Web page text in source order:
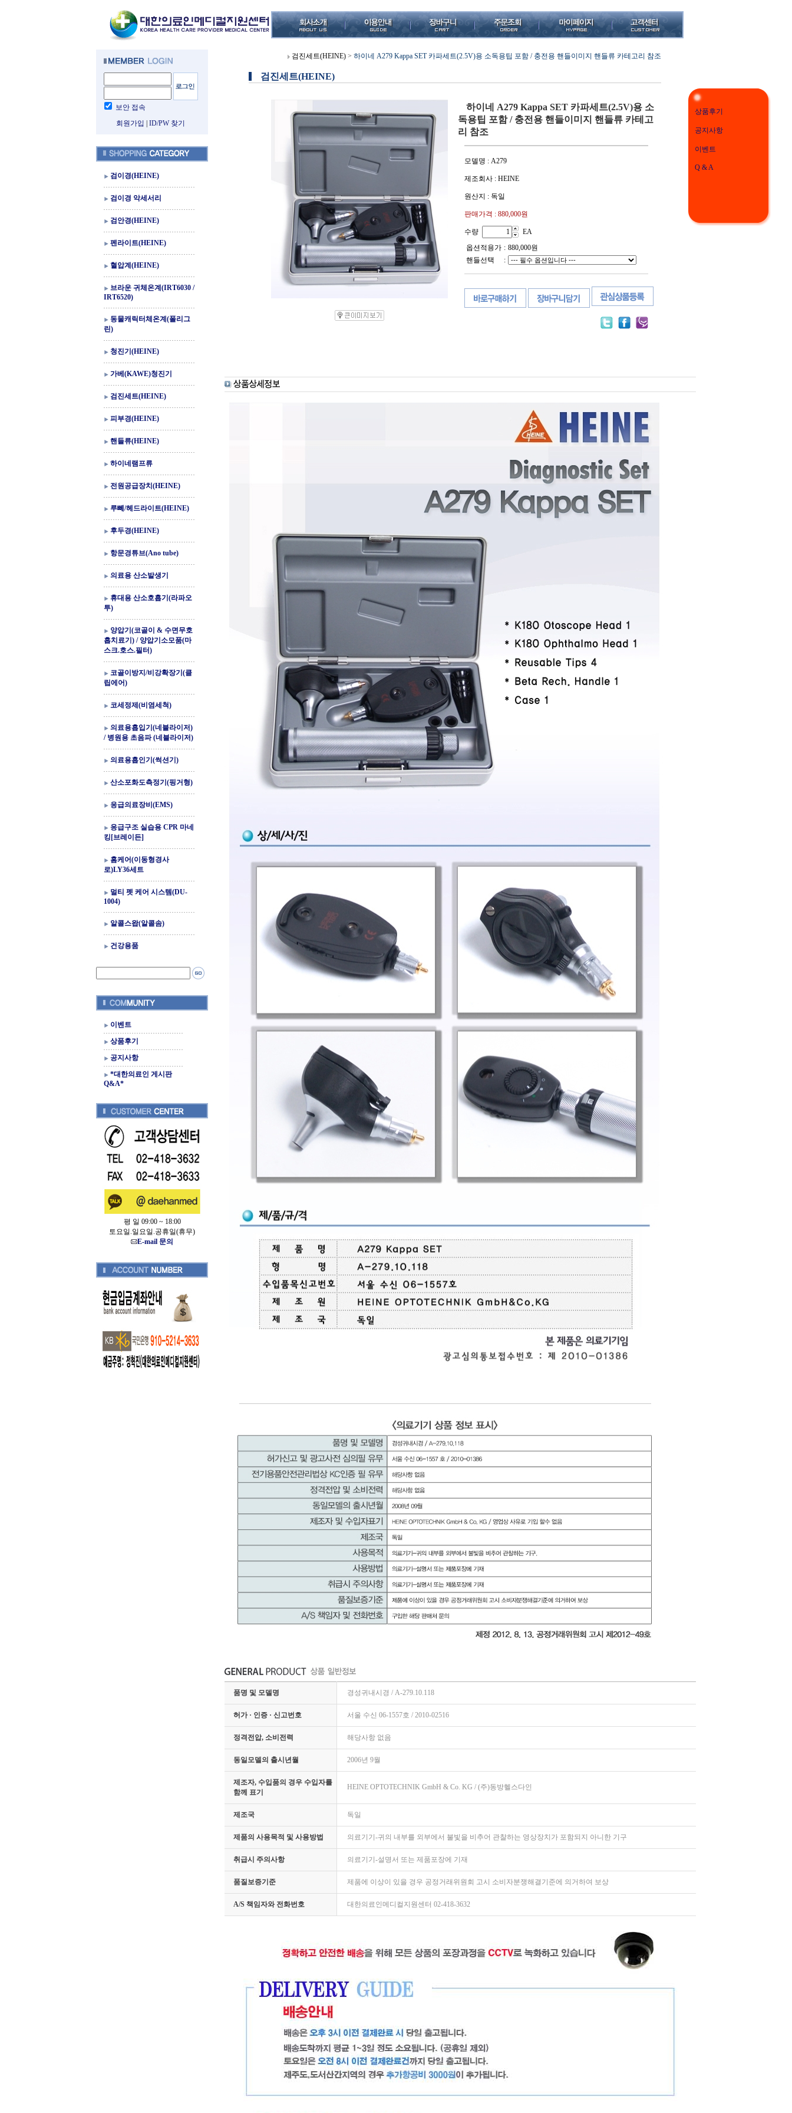
보안 접속
회원가입
ID/PW 찾기
검이경(HEINE)
검이경 악세서리
검안경(HEINE)
펜라이트(HEINE)
혈압계(HEINE)
브라운 귀체온계(IRT6030 /
IRT6520)
동물캐릭터체온계(폴리그
린)
청진기(HEINE)
가베(KAWE)청진기
검진세트(HEINE)
피부경(HEINE)
핸들류(HEINE)
하이네램프류
전원공급장치(HEINE)
루뻬/헤드라이트(HEINE)
후두경(HEINE)
항문경튜브(Ano tube)
의료용 산소발생기
휴대용 산소호흡기(라파오
투)
양압기(코골이 & 수면무호
흡치료기) / 양압기소모품(마
스크.호스.필터)
코골이방지/비강확장기(클
립에어)
코세정제(비염세척)
의료용흡입기(네블라이저)
/ 병원용 초음파 (네블라이저)
의료용흡인기(썩션기)
산소포화도측정기(핑거형)
응급의료장비(EMS)
응급구조 실습용 CPR 마네
킹[브레이든]
홈케어(이동형경사
로)LY36세트
멀티 펫 케어 시스템(DU-
1004)
알콜스왑(알콜솜)
건강용품
이벤트
상품후기
공지사항
*대한의료인 게시판
Q&A*
평 일 09:00 ~ 18:00
토요일.일요일.공휴일(휴무)
E-mail 문의
검진세트(HEINE) > 하이네 A279 Kappa SET 카파세트(2.5V)용 소독용팁 포함 / 충전용 핸들이미지 핸들류 카테고리 참조
검진세트(HEINE)
하이네 A279 Kappa SET 카파세트(2.5V)용 소
독용팁 포함 / 충전용 핸들이미지 핸들류 카테고
리 참조
모델명 : A279
제조회사 : HEINE
원산지 : 독일
판매가격 : 880,000원
수량
EA
옵션적용가 : 880,000원
핸들선택
:
품명 및 모델명 경성귀내시경 / A-279.10.118
허가 · 인증 · 신고번호 서울 수신 06-1557호 / 2010-02516
정격전압, 소비전력 해당사항 없음
동일모델의 출시년월 2006년 9월
제조자, 수입품의 경우 수입자를
함께 표기
HEINE OPTOTECHNIK GmbH & Co. KG / (주)동방헬스다인
제조국 독일
제품의 사용목적 및 사용방법 의료기기-귀의 내부를 외부에서 불빛을 비추어 관찰하는 영상장치가 포함되지 아니한 기구
취급시 주의사항 의료기기-설명서 또는 제품포장에 기재
품질보증기준 제품에 이상이 있을 경우 공정거래위원회 고시 소비자분쟁해결기준에 의거하여 보상
A/S 책임자와 전화번호 대한의료인메디컬지원센터 02-418-3632
상품후기
공지사항
이벤트
Q & A